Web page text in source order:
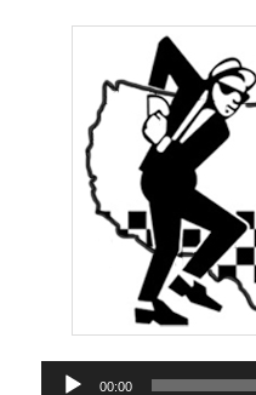
Reproductor
00:00